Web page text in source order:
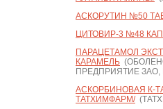
АСКОРУТИН №50
ЦИТОВИР-3 №48
ПАРАЦЕТАМОЛ
КАРАМЕЛЬ
ПРЕДПРИЯТИЕ
АСКОРБИНОВАЯ К-
ТАТХИМФАРМ/